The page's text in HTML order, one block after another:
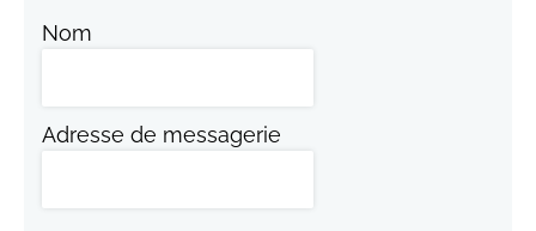
Nom
Adresse de messagerie